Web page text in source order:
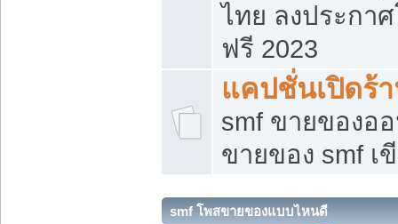
ไทย ลงประกา
ฟรี 2023
แคปชั่นเปิดร้
smf ขายของอ
ขายของ smf เ
smf โพสขายของแบบไหนดี